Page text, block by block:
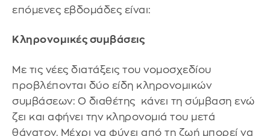
επόμενες εβδομάδες είναι:
Κληρονομικές συμβάσεις
Με τις νέες διατάξεις του νομοσχεδίου
προβλέπονται δύο είδη κληρονομικών
συμβάσεων: Ο διαθέτης κάνει τη σύμβαση ενώ
ζει και αφήνει την κληρονομιά του μετά
θάνατον. Μέχρι να φύγει από τη ζωή μπορεί να